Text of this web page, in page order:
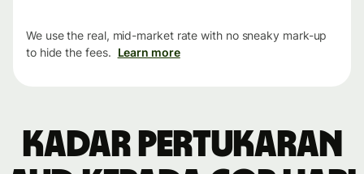
We use the real, mid-market rate with no sneaky mark-up
to hide the fees. Learn more
Kadar pertukaran